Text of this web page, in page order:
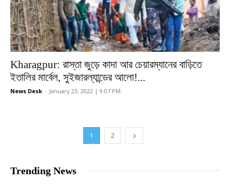
Kharagpur: রাস্তা জুড়ে কাদা আর চেয়ারম্যানের বাড়িতে
ইতালির মার্বেল, সুইজারল্যান্ডের আলো!...
News Desk - January 23, 2022 | 9:07 PM
1 2
Trending News